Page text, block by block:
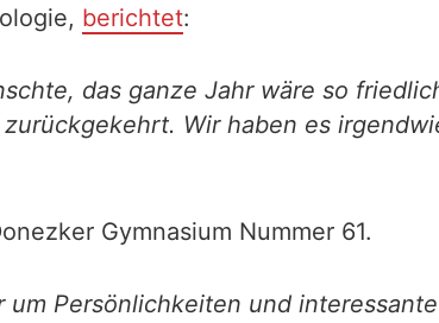
berichtet:
das ganze Jahr wäre so
Wir haben es
Gymnasium Nummer 61.
Persönlichkeiten und